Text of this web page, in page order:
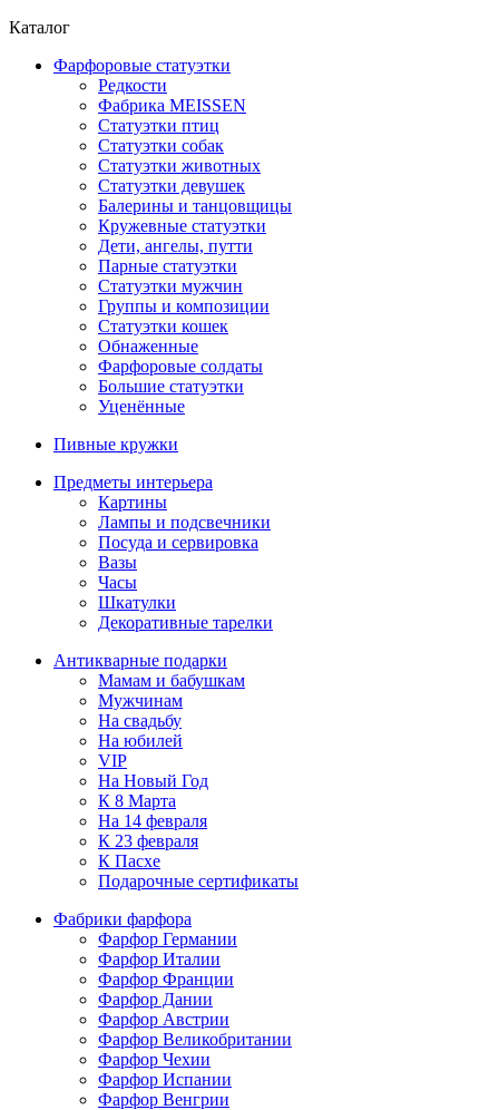
Каталог
Фарфоровые статуэтки
Редкости
Фабрика MEISSEN
Cтатуэтки птиц
Cтатуэтки собак
Статуэтки животных
Статуэтки девушек
Балерины и танцовщицы
Кружевные статуэтки
Дети, ангелы, путти
Парные статуэтки
Статуэтки мужчин
Группы и композиции
Статуэтки кошек
Обнаженные
Фарфоровые солдаты
Большие статуэтки
Уценённые
Пивные кружки
Предметы интерьера
Картины
Лампы и подсвечники
Посуда и сервировка
Вазы
Часы
Шкатулки
Декоративные тарелки
Антикварные подарки
Мамам и бабушкам
Мужчинам
На свадьбу
На юбилей
VIP
На Новый Год
К 8 Марта
На 14 февраля
К 23 февраля
К Пасхе
Подарочные сертификаты
Фабрики фарфора
Фарфор Германии
Фарфор Италии
Фарфор Франции
Фарфор Дании
Фарфор Австрии
Фарфор Великобритании
Фарфор Чехии
Фарфор Испании
Фарфор Венгрии